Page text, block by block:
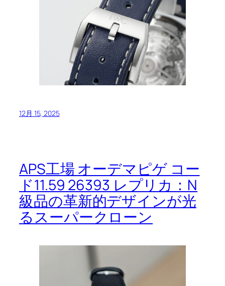
12月 15, 2025
APS工場 オーデマピゲ コー
ド11.59 26393 レプリカ：N
級品の革新的デザインが光
るスーパークローン